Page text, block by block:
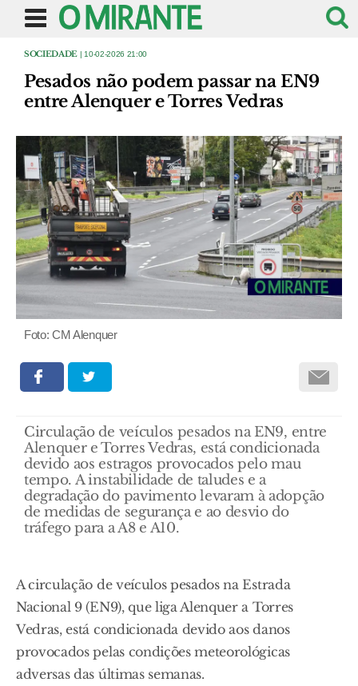
SOCIEDADE | 10-02-2026 21:00
Pesados não podem passar na EN9
entre Alenquer e Torres Vedras
Foto: CM Alenquer
Circulação de veículos pesados na EN9, entre
Alenquer e Torres Vedras, está condicionada
devido aos estragos provocados pelo mau
tempo. A instabilidade de taludes e a
degradação do pavimento levaram à adopção
de medidas de segurança e ao desvio do
tráfego para a A8 e A10.
A circulação de veículos pesados na Estrada
Nacional 9 (EN9), que liga Alenquer a Torres
Vedras, está condicionada devido aos danos
provocados pelas condições meteorológicas
adversas das últimas semanas.